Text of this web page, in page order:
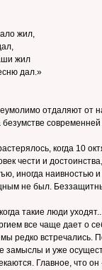
жил,
жил
дал.»
отдаляют от
безумстве
когда 10
чести и
иногда
не был.
такие люди
все чаще дает о
редко встречались.
замыслы и уже
Главное, что